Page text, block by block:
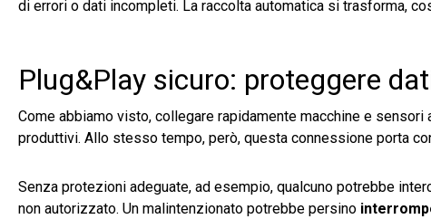
di errori o dati incompleti. La raccolta automatica si trasforma,
Plug&Play sicuro: proteggere
Come abbiamo visto, collegare rapidamente macchine e
produttivi. Allo stesso tempo, però, questa connessione porta
Senza protezioni adeguate, ad esempio, qualcuno potrebbe
non autorizzato. Un malintenzionato potrebbe persino